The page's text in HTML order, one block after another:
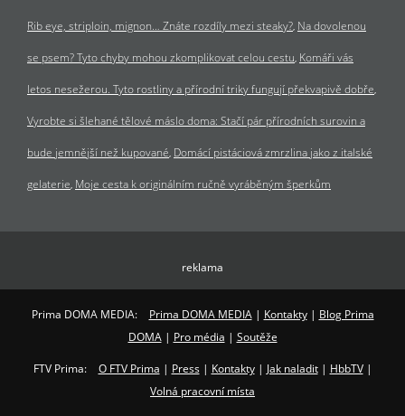
Rib eye, striploin, mignon… Znáte rozdíly mezi steaky? Na dovolenou
se psem? Tyto chyby mohou zkomplikovat celou cestu Komáři vás
letos nesežerou. Tyto rostliny a přírodní triky fungují překvapivě dobře
Vyrobte si šlehané tělové máslo doma: Stačí pár přírodních surovin a
bude jemnější než kupované Domácí pistáciová zmrzlina jako z italské
gelaterie Moje cesta k originálním ručně vyráběným šperkům
reklama
Prima DOMA MEDIA: Prima DOMA MEDIA| Kontakty| Blog Prima
DOMA| Pro média | Soutěže
FTV Prima: O FTV Prima | Press| Kontakty| Jak naladit| HbbTV|
Volná pracovní místa